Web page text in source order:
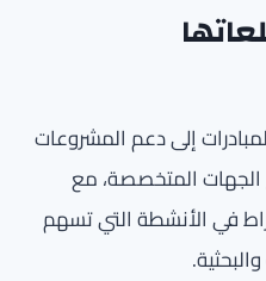
إلى دعم المشروعات
الجهات المتخصصة، مع
في الأنشطة التي تسهم